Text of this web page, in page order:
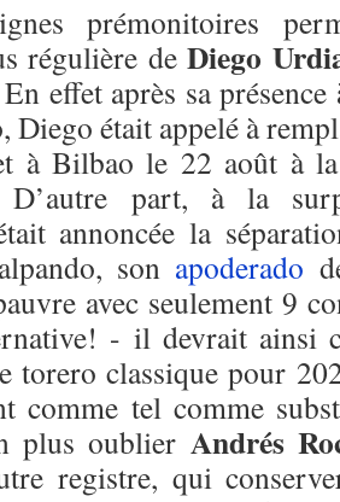
prémonitoires
régulière deDiego
effet après sa
Diego était appelé à
à Bilbao le 22 août à
D’autre part, à la
annoncée la
son apoderado
avec seulement 9
- il devrait ainsi
torero classique pour
comme tel comme
plus oublier Andrés
registre, qui